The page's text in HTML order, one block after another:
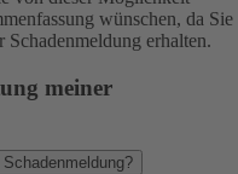
wünschen, da Sie
Schadenmeldung erhalten.
meiner